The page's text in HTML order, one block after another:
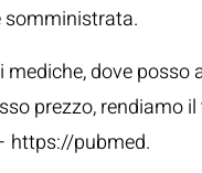
somministrata.
dove
prezzo,
https://pubmed.